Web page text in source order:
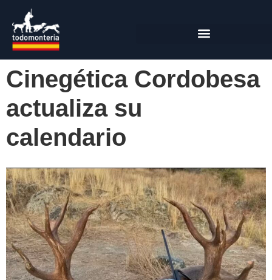
Cinegética Cordobesa
actualiza su
calendario